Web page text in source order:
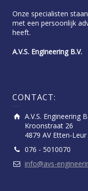
Onze specialisten
met een persoonlijk
heeft.
A.V.S. Engineering B.V.
CONTACT:
A.V.S. Engineering
Kroonstraat 26
4879 AV Etten-Leur
076 - 5010070
info@avs-